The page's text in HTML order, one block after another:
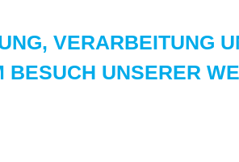
VERARBEITUNG
BESUCH UNSERER